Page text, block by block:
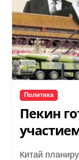
Политика
Пекин
Трампа
Китай планирует пригласить президента